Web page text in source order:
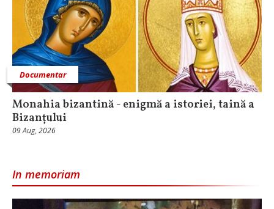
Documentar
Monahia bizantină - enigmă a istoriei, taină a
Bizanțului
09 Aug, 2026
In memoriam